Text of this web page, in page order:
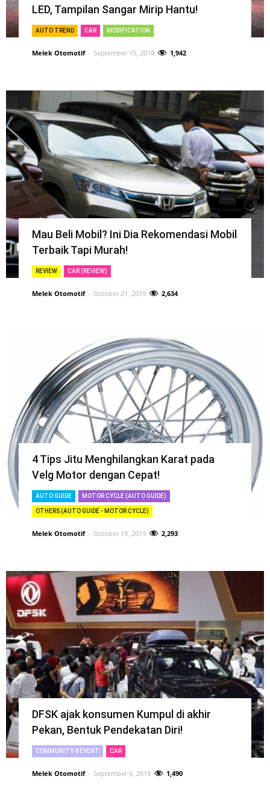
LED, Tampilan Sangar Mirip Hantu!
AUTO TREND CAR MODIFICATION
Melek Otomotif - September 15, 2019 1,942
Mau Beli Mobil? Ini Dia Rekomendasi Mobil
Terbaik Tapi Murah!
REVIEW CAR (REVIEW)
Melek Otomotif - October 21, 2019 2,634
4 Tips Jitu Menghilangkan Karat pada
Velg Motor dengan Cepat!
AUTO GUIDE MOTOR CYCLE (AUTO GUIDE)
OTHERS (AUTO GUIDE - MOTOR CYCLE)
Melek Otomotif - October 19, 2019 2,293
DFSK ajak konsumen Kumpul di akhir
Pekan, Bentuk Pendekatan Diri!
COMMUNITY & EVENT CAR
Melek Otomotif - September 6, 2019 1,490